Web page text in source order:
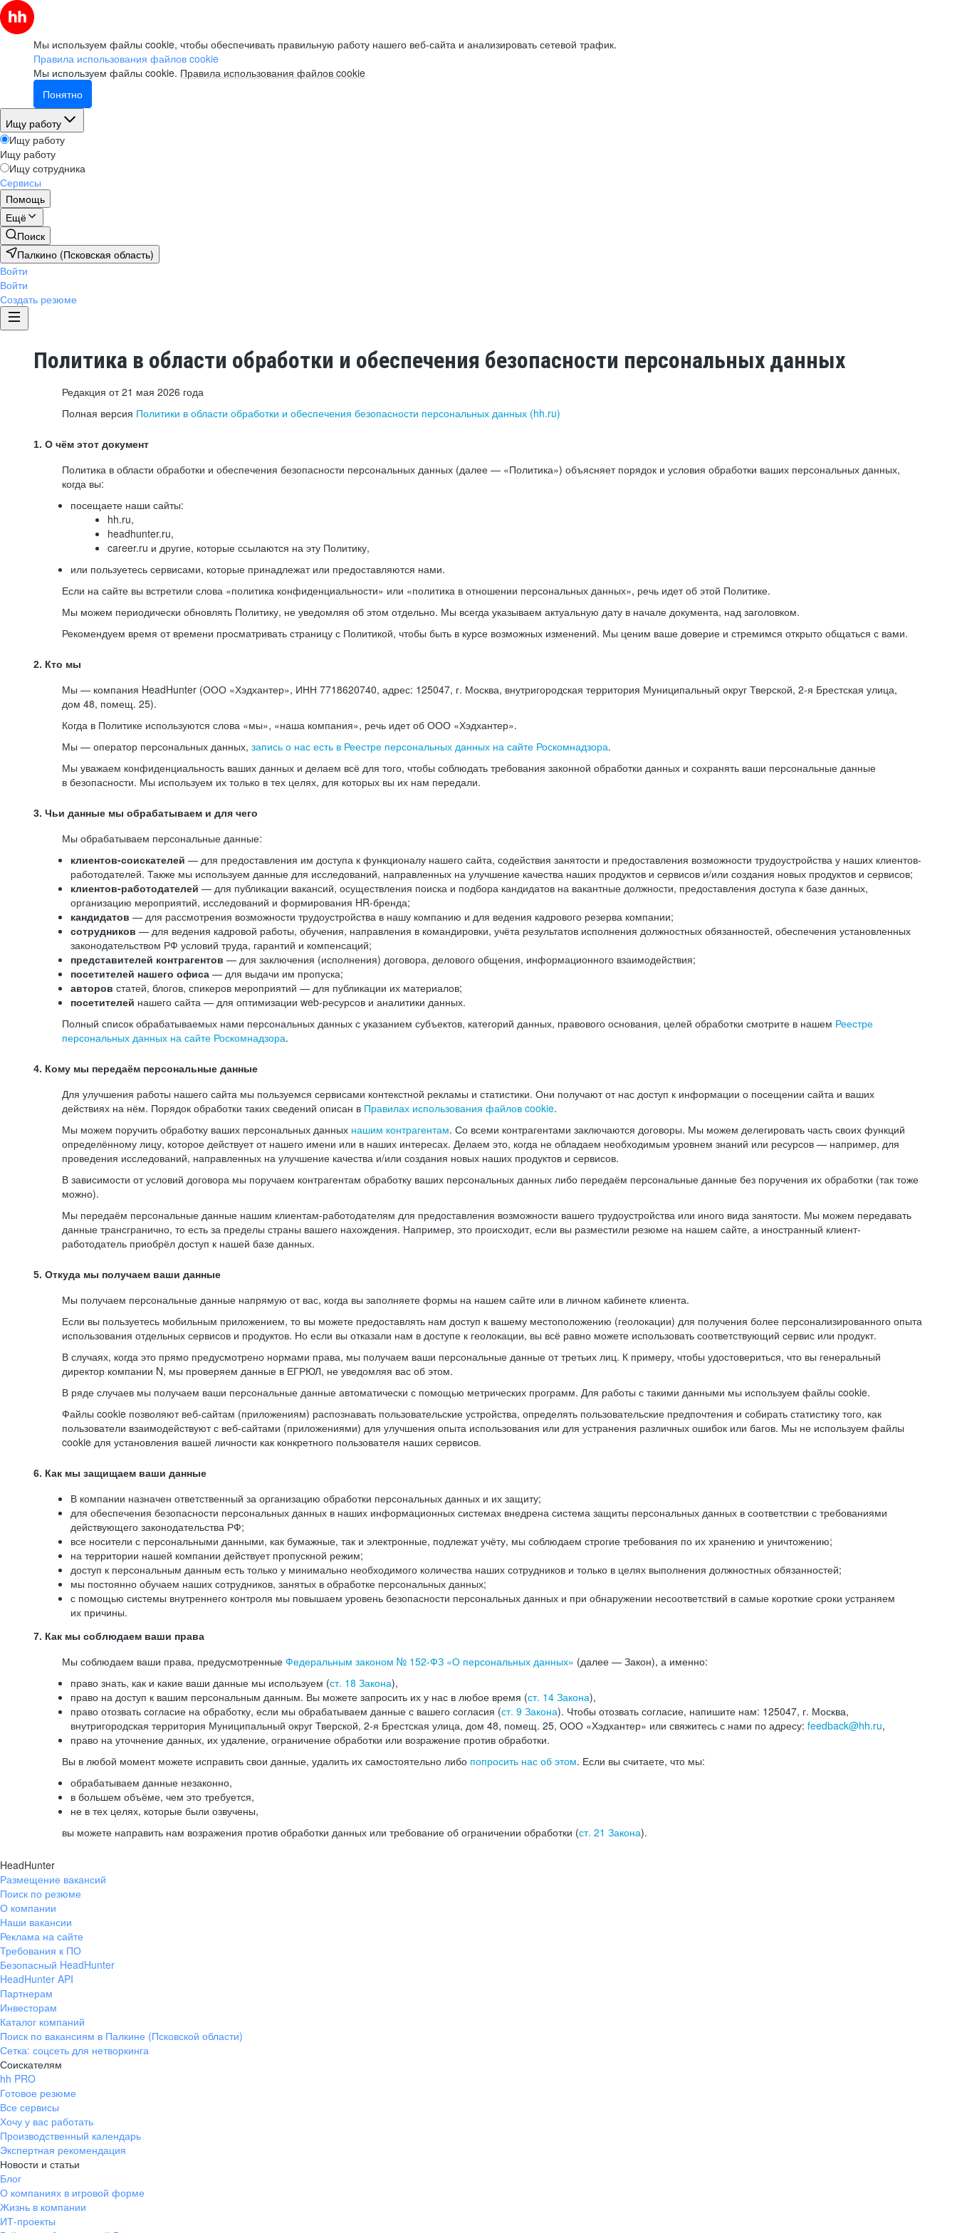
Мы используем файлы cookie, чтобы обеспечивать правильную работу нашего веб-сайта и анализировать сетевой трафик.
Правила использования файлов cookie
Мы используем файлы cookie. Правила использования файлов cookie
Понятно
Ищу работу
Ищу работу
Ищу работу
Ищу сотрудника
Сервисы
Помощь
Ещё
Поиск
Палкино (Псковская область)
Войти
Войти
Создать резюме
Политика в области обработки и обеспечения безопасности персональных данных
Редакция от 21 мая 2026 года
Полная версия Политики в области обработки и обеспечения безопасности персональных данных (hh.ru)
1. О чём этот документ
Политика в области обработки и обеспечения безопасности персональных данных (далее — «Политика») объясняет порядок и условия обработки ваших персональных данных,
когда вы:
посещаете наши сайты:
hh.ru,
headhunter.ru,
career.ru и другие, которые ссылаются на эту Политику,
или пользуетесь сервисами, которые принадлежат или предоставляются нами.
Если на сайте вы встретили слова «политика конфиденциальности» или «политика в отношении персональных данных», речь идет об этой Политике.
Мы можем периодически обновлять Политику, не уведомляя об этом отдельно. Мы всегда указываем актуальную дату в начале документа, над заголовком.
Рекомендуем время от времени просматривать страницу с Политикой, чтобы быть в курсе возможных изменений. Мы ценим ваше доверие и стремимся открыто общаться с вами.
2. Кто мы
Мы — компания HeadHunter (ООО «Хэдхантер», ИНН 7718620740, адрес: 125047, г. Москва, внутригородская территория Муниципальный округ Тверской, 2-я Брестская улица,
дом 48, помещ. 25).
Когда в Политике используются слова «мы», «наша компания», речь идет об ООО «Хэдхантер».
Мы — оператор персональных данных, запись о нас есть в Реестре персональных данных на сайте Роскомнадзора.
Мы уважаем конфиденциальность ваших данных и делаем всё для того, чтобы соблюдать требования законной обработки данных и сохранять ваши персональные данные
в безопасности. Мы используем их только в тех целях, для которых вы их нам передали.
3. Чьи данные мы обрабатываем и для чего
Мы обрабатываем персональные данные:
клиентов-соискателей — для предоставления им доступа к функционалу нашего сайта, содействия занятости и предоставления возможности трудоустройства у наших клиентов-
работодателей. Также мы используем данные для исследований, направленных на улучшение качества наших продуктов и сервисов и/или создания новых продуктов и сервисов;
клиентов-работодателей — для публикации вакансий, осуществления поиска и подбора кандидатов на вакантные должности, предоставления доступа к базе данных,
организацию мероприятий, исследований и формирования HR-бренда;
кандидатов — для рассмотрения возможности трудоустройства в нашу компанию и для ведения кадрового резерва компании;
сотрудников — для ведения кадровой работы, обучения, направления в командировки, учёта результатов исполнения должностных обязанностей, обеспечения установленных
законодательством РФ условий труда, гарантий и компенсаций;
представителей контрагентов — для заключения (исполнения) договора, делового общения, информационного взаимодействия;
посетителей нашего офиса — для выдачи им пропуска;
авторов статей, блогов, спикеров мероприятий — для публикации их материалов;
посетителей нашего сайта — для оптимизации web-ресурсов и аналитики данных.
Полный список обрабатываемых нами персональных данных с указанием субъектов, категорий данных, правового основания, целей обработки смотрите в нашем Реестре
персональных данных на сайте Роскомнадзора.
4. Кому мы передаём персональные данные
Для улучшения работы нашего сайта мы пользуемся сервисами контекстной рекламы и статистики. Они получают от нас доступ к информации о посещении сайта и ваших
действиях на нём. Порядок обработки таких сведений описан в Правилах использования файлов cookie.
Мы можем поручить обработку ваших персональных данных нашим контрагентам. Со всеми контрагентами заключаются договоры. Мы можем делегировать часть своих функций
определённому лицу, которое действует от нашего имени или в наших интересах. Делаем это, когда не обладаем необходимым уровнем знаний или ресурсов — например, для
проведения исследований, направленных на улучшение качества и/или создания новых наших продуктов и сервисов.
В зависимости от условий договора мы поручаем контрагентам обработку ваших персональных данных либо передаём персональные данные без поручения их обработки (так тоже
можно).
Мы передаём персональные данные нашим клиентам-работодателям для предоставления возможности вашего трудоустройства или иного вида занятости. Мы можем передавать
данные трансгранично, то есть за пределы страны вашего нахождения. Например, это происходит, если вы разместили резюме на нашем сайте, а иностранный клиент-
работодатель приобрёл доступ к нашей базе данных.
5. Откуда мы получаем ваши данные
Мы получаем персональные данные напрямую от вас, когда вы заполняете формы на нашем сайте или в личном кабинете клиента.
Если вы пользуетесь мобильным приложением, то вы можете предоставлять нам доступ к вашему местоположению (геолокации) для получения более персонализированного опыта
использования отдельных сервисов и продуктов. Но если вы отказали нам в доступе к геолокации, вы всё равно можете использовать соответствующий сервис или продукт.
В случаях, когда это прямо предусмотрено нормами права, мы получаем ваши персональные данные от третьих лиц. К примеру, чтобы удостовериться, что вы генеральный
директор компании N, мы проверяем данные в ЕГРЮЛ, не уведомляя вас об этом.
В ряде случаев мы получаем ваши персональные данные автоматически с помощью метрических программ. Для работы с такими данными мы используем файлы cookie.
Файлы cookie позволяют веб-сайтам (приложениям) распознавать пользовательские устройства, определять пользовательские предпочтения и собирать статистику того, как
пользователи взаимодействуют с веб-сайтами (приложениями) для улучшения опыта использования или для устранения различных ошибок или багов. Мы не используем файлы
cookie для установления вашей личности как конкретного пользователя наших сервисов.
6. Как мы защищаем ваши данные
В компании назначен ответственный за организацию обработки персональных данных и их защиту;
для обеспечения безопасности персональных данных в наших информационных системах внедрена система защиты персональных данных в соответствии с требованиями
действующего законодательства РФ;
все носители с персональными данными, как бумажные, так и электронные, подлежат учёту, мы соблюдаем строгие требования по их хранению и уничтожению;
на территории нашей компании действует пропускной режим;
доступ к персональным данным есть только у минимально необходимого количества наших сотрудников и только в целях выполнения должностных обязанностей;
мы постоянно обучаем наших сотрудников, занятых в обработке персональных данных;
с помощью системы внутреннего контроля мы повышаем уровень безопасности персональных данных и при обнаружении несоответствий в самые короткие сроки устраняем
их причины.
7. Как мы соблюдаем ваши права
Мы соблюдаем ваши права, предусмотренные Федеральным законом № 152-ФЗ «О персональных данных» (далее — Закон), а именно:
право знать, как и какие ваши данные мы используем (ст. 18 Закона),
право на доступ к вашим персональным данным. Вы можете запросить их у нас в любое время (ст. 14 Закона),
право отозвать согласие на обработку, если мы обрабатываем данные с вашего согласия (ст. 9 Закона). Чтобы отозвать согласие, напишите нам: 125047, г. Москва,
внутригородская территория Муниципальный округ Тверской, 2-я Брестская улица, дом 48, помещ. 25, ООО «Хэдхантер» или свяжитесь с нами по адресу: feedback@hh.ru,
право на уточнение данных, их удаление, ограничение обработки или возражение против обработки.
Вы в любой момент можете исправить свои данные, удалить их самостоятельно либо попросить нас об этом. Если вы считаете, что мы:
обрабатываем данные незаконно,
в большем объёме, чем это требуется,
не в тех целях, которые были озвучены,
вы можете направить нам возражения против обработки данных или требование об ограничении обработки (ст. 21 Закона).
HeadHunter
Размещение вакансий
Поиск по резюме
О компании
Наши вакансии
Реклама на сайте
Требования к ПО
Безопасный HeadHunter
HeadHunter API
Партнерам
Инвесторам
Каталог компаний
Поиск по вакансиям в Палкине (Псковской области)
Сетка: соцсеть для нетворкинга
Соискателям
hh PRO
Готовое резюме
Все сервисы
Хочу у вас работать
Производственный календарь
Экспертная рекомендация
Новости и статьи
Блог
О компаниях в игровой форме
Жизнь в компании
ИТ-проекты